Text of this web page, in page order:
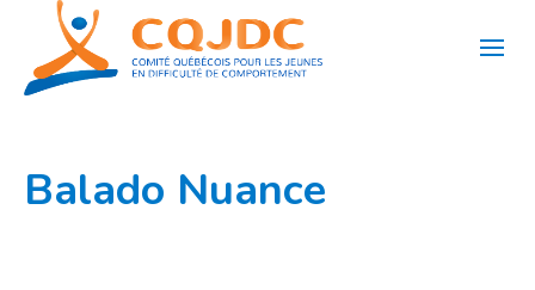
contenu
Balado Nuance